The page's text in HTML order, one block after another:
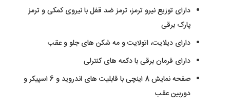
دارای توزیع نیرو ترمز، ترمز ضد قفل با نیروی کمکی و ترمز
پارک برقی
دارای دیلایت، اتولایت و مه شکن های جلو و عقب
دارای فرمان برقی با دکمه های کنترلی
صفحه نمایش 8 اینچی با قابلیت های اندروید و 6 اسپیکر و
دوربین عقب